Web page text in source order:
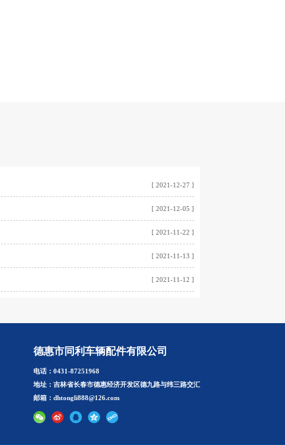
[ 2021-12-27 ]
[ 2021-12-05 ]
[ 2021-11-22 ]
[ 2021-11-13 ]
[ 2021-11-12 ]
德惠市同利车辆配件有限公司
电话：0431-87251968
地址：吉林省长春市德惠经济开发区德九路与纬三路交汇
邮箱：dhtongli888@126.com